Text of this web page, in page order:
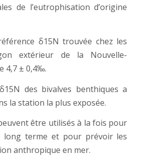
de l’eutrophisation d’origine
δ15N trouvée chez les
extérieur de la Nouvelle-
4,7 ± 0,4‰.
des bivalves benthiques a
la station la plus exposée.
être utilisés à la fois pour
long terme et pour prévoir les
anthropique en mer.